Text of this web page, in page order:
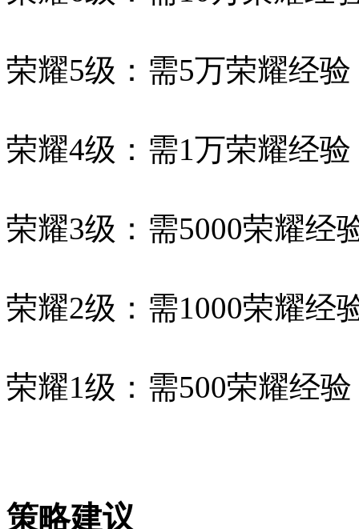
荣耀5级：需5万荣耀经
荣耀4级：需1万荣耀经验
荣耀3级：需5000荣耀经
荣耀2级：需1000荣耀经
荣耀1级：需500荣耀经验
策略建议